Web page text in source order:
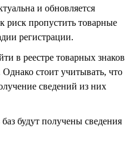
и обновляется
риск пропустить товарные
регистрации.
в реестре товарных знаков
стоит учитывать, что
сведений из них
будут получены сведения